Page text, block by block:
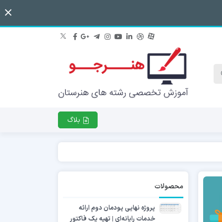
بلاگ
محصولات
پروژه نهایی پودمان دوم ارائه
خدمات رایانه‌ای | تهیه یک فاکتور